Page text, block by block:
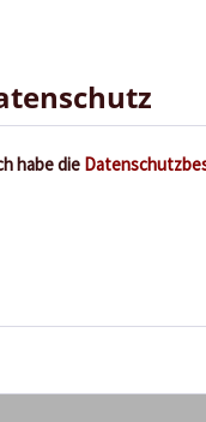
habe die